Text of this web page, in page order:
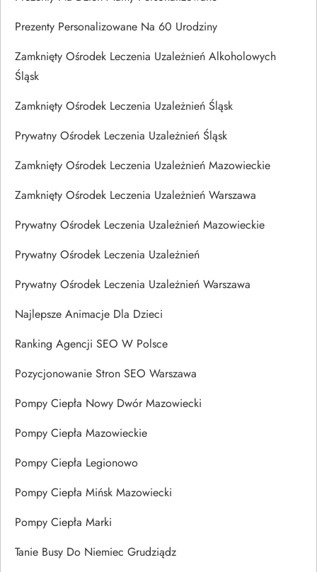
Prezenty Personalizowane Na 60 Urodziny
Zamknięty Ośrodek Leczenia Uzależnień Alkoholowych
Śląsk
Zamknięty Ośrodek Leczenia Uzależnień Śląsk
Prywatny Ośrodek Leczenia Uzależnień Śląsk
Zamknięty Ośrodek Leczenia Uzależnień Mazowieckie
Zamknięty Ośrodek Leczenia Uzależnień Warszawa
Prywatny Ośrodek Leczenia Uzależnień Mazowieckie
Prywatny Ośrodek Leczenia Uzależnień
Prywatny Ośrodek Leczenia Uzależnień Warszawa
Najlepsze Animacje Dla Dzieci
Ranking Agencji SEO W Polsce
Pozycjonowanie Stron SEO Warszawa
Pompy Ciepła Nowy Dwór Mazowiecki
Pompy Ciepła Mazowieckie
Pompy Ciepła Legionowo
Pompy Ciepła Mińsk Mazowiecki
Pompy Ciepła Marki
Tanie Busy Do Niemiec Grudziądz